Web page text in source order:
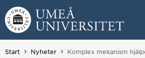
Hoppa direkt till innehållet
Huvudmenyn dold.
Start Nyheter Du är här:
Komplex mekanism